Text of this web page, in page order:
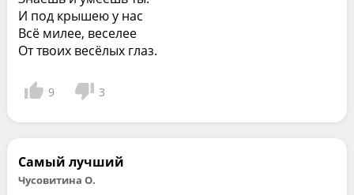
И под крышею у нас
Всё милее, веселее
От твоих весёлых глаз.
9 3
Самый лучший
Чусовитина О.